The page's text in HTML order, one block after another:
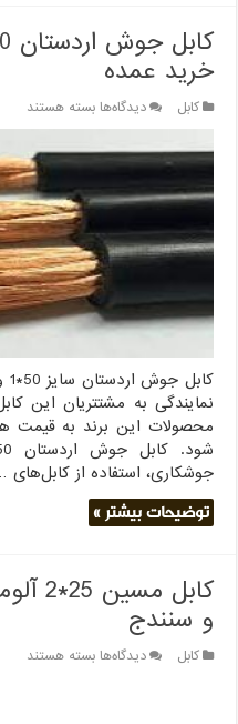
خرید عمده
کابل دیدگاه‌هابرای
کابل
جوش
اردستان
لاستیکی
نسوز
خرید
عمده
بسته هستند
نمایندگی به مشتتریان این
محصولات این برند به قیمت
جوشکاری، استفاده از کابل‌های
توضیحات بیشتر »
کابل
و سنندج
کابل دیدگاه‌هابرای
بسته هستند